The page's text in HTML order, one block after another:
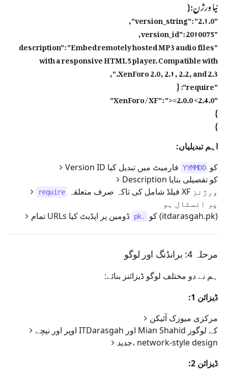
نیا ورژن:{
"version_string": "2.1.0",
"version_id": 2010075,
"description": "Embed remotely hosted MP3 audio files
with a responsive HTML5 player. Compatible with
XenForo 2.0, 2.1, 2.2, and 2.3.",
"require": {
"XenForo/XF": ">=2.0.0 <2.4.0"
}
}
اہم تبدیلیاں:
Version ID کو YYMMDD فارمیٹ میں تبدیل کیا
Description کو تفصیلی بنایا
require
پر انسٹال ہو
تمام URLs کو
.pk ڈومین پر اپڈیٹ کیا (itdarasgah.pk)
مرحلہ 4: برانڈنگ اور لوگو
ہم نے دو مختلف لوگو ڈیزائنز بنائے:
ڈیزائن 1:
مرکزی میوزک آئیکن
اوپر اور نیچے ITDarasgah اور Mian Shahid کے لوگوز
جدید، network-style design
ڈیزائن 2: